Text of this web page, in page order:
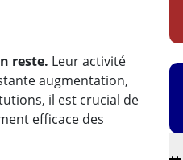
reste. Leur activité
augmentation,
il est crucial de
efficace des